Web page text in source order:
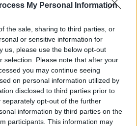
My Personal Information
the sale, sharing to third parties, or
or sensitive information for
us, please use the below opt-out
selection. Please note that after your
you may continue seeing
on personal information utilized by
disclosed to third parties prior to
separately opt-out of the further
information by third parties on the
participants. This information may
αγροτοκτηνοτρόφων:
μαχαιριά» στον
μιλούν οι τουριστικοί